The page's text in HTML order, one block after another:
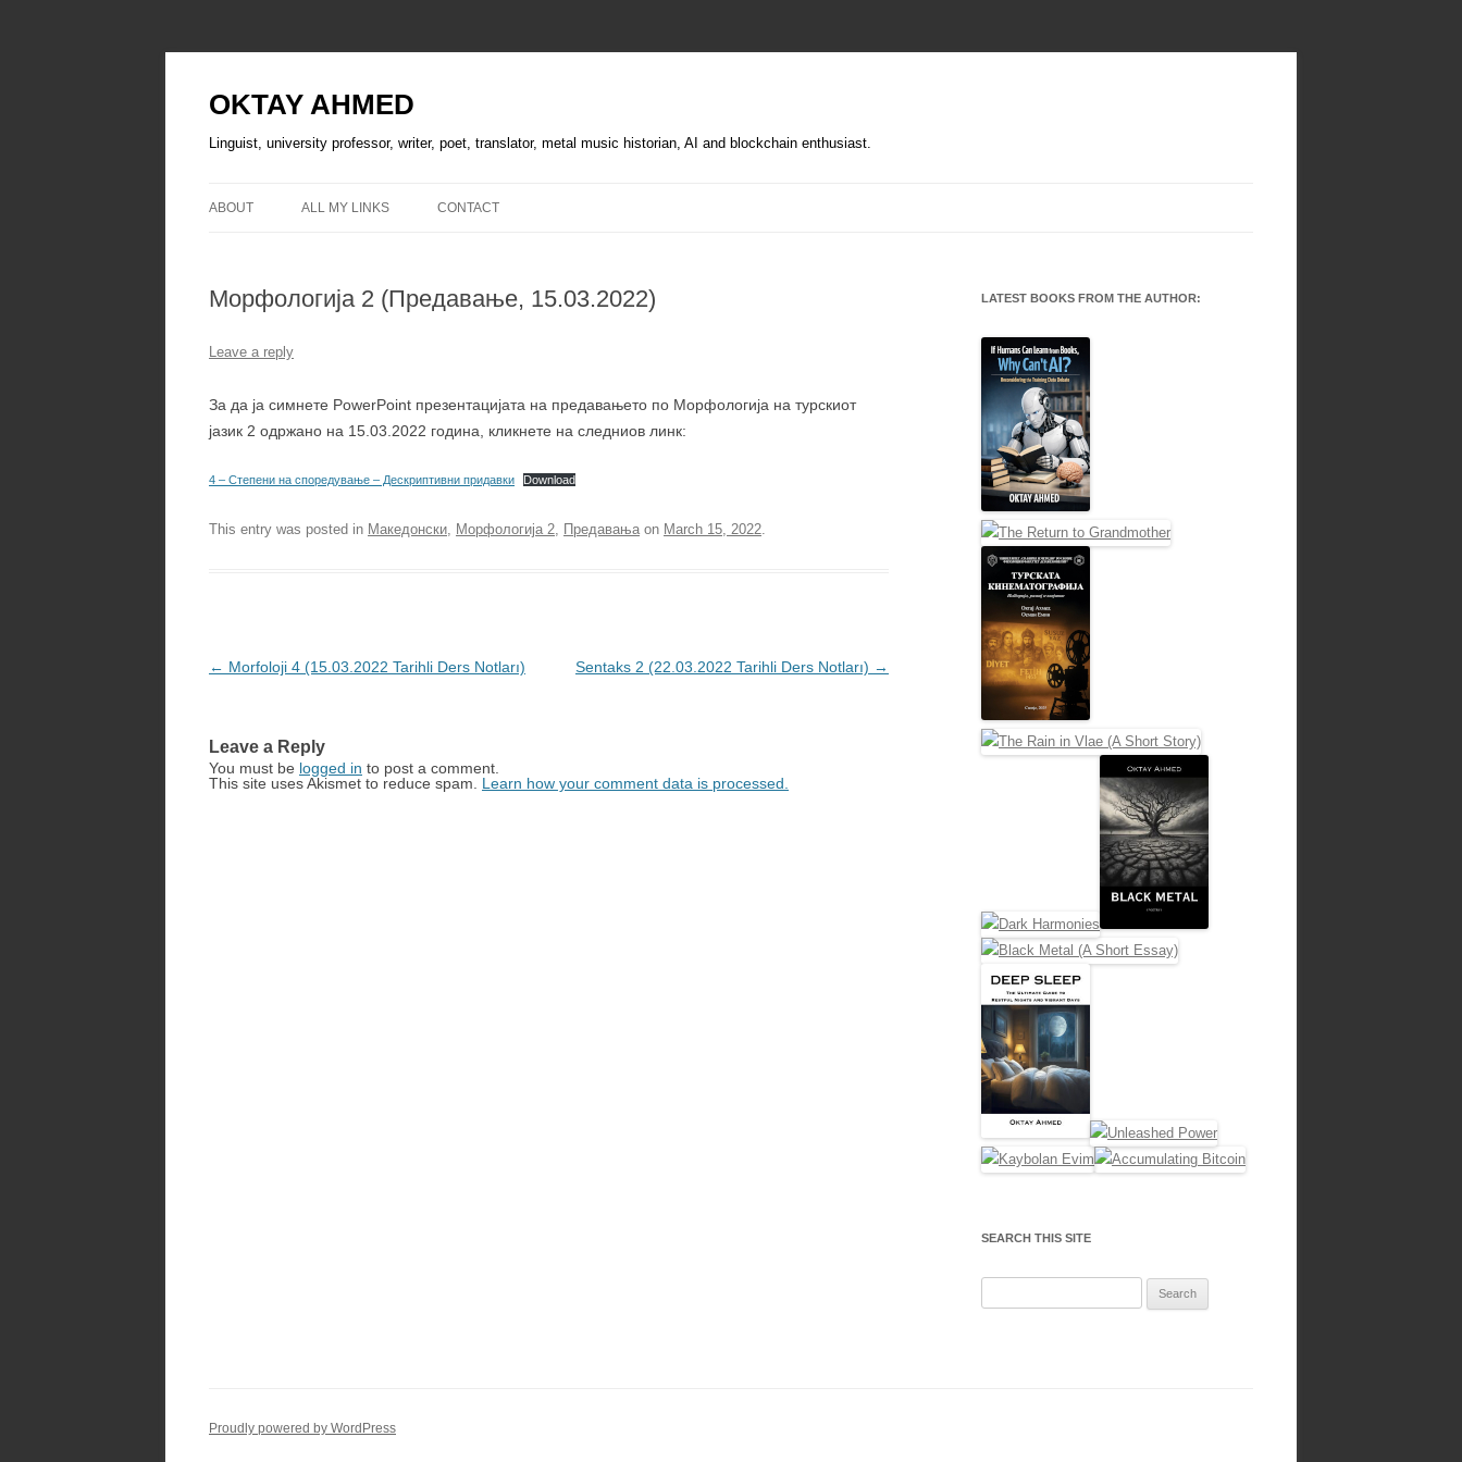
OKTAY AHMED
Linguist, university professor, writer, poet, translator, metal music historian, AI and blockchain enthusiast.
ABOUT ALL MY LINKS CONTACT
Морфологија 2 (Предавање, 15.03.2022)
Leave a reply
За да ја симнете PowerPoint презентацијата на предавањето по Морфологија на турскиот
јазик 2 одржано на 15.03.2022 година, кликнете на следниов линк:
4 – Степени на споредување – Дескриптивни придавки Download
This entry was posted in Македонски, Морфологија 2, Предавања on March 15, 2022.
Post
← Morfoloji 4 (15.03.2022 Tarihli Ders Notları) Sentaks 2 (22.03.2022 Tarihli Ders Notları) →
Leave a Reply
You must be logged in to post a comment.
This site uses Akismet to reduce spam. Learn how your comment data is processed.
LATEST BOOKS FROM THE AUTHOR:
SEARCH THIS SITE
Proudly powered by WordPress